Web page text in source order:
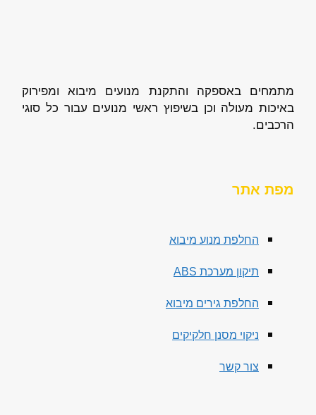
מתמחים באספקה והתקנת מנועים מיבוא ומפירוק
באיכות מעולה וכן בשיפוץ ראשי מנועים עבור כל סוגי
הרכבים.
מפת אתר
החלפת מנוע מיבוא
תיקון מערכת ABS
החלפת גירים מיבוא
ניקוי מסנן חלקיקים
צור קשר